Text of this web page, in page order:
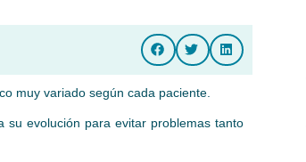
muy variado según cada paciente.
evolución para evitar problemas tanto